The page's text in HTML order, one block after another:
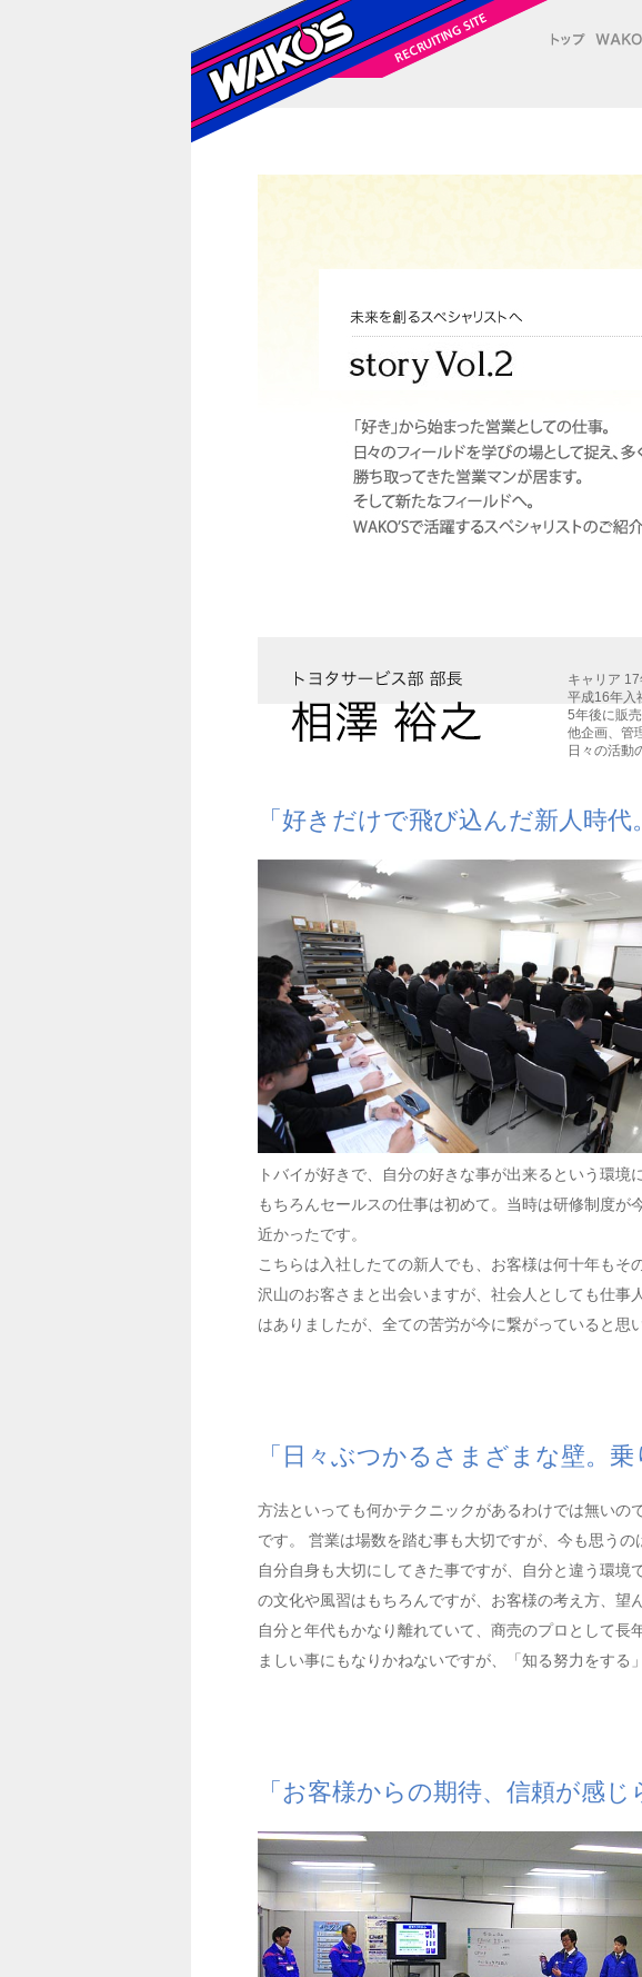
キャリア
平成16年入
5年後に販
他企画、管
日々の活動
「好きだけで飛び込んだ新人時
トバイが好きで、自分の好きな事が出来るという環境
もちろんセールスの仕事は初めて。当時は研修制度
近かったです。
こちらは入社したての新人でも、お客様は何十年もそ
沢山のお客さまと出会いますが、社会人としても仕
はありましたが、全ての苦労が今に繋がっていると思
「日々ぶつかるさまざまな壁。
方法といっても何かテクニックがあるわけでは無いの
です。 営業は場数を踏む事も大切ですが、今も思う
自分自身も大切にしてきた事ですが、自分と違う環
の文化や風習はもちろんですが、お客様の考え方、望
自分と年代もかなり離れていて、商売のプロとして
ましい事にもなりかねないですが、「知る努力をする
「お客様からの期待、信頼が感